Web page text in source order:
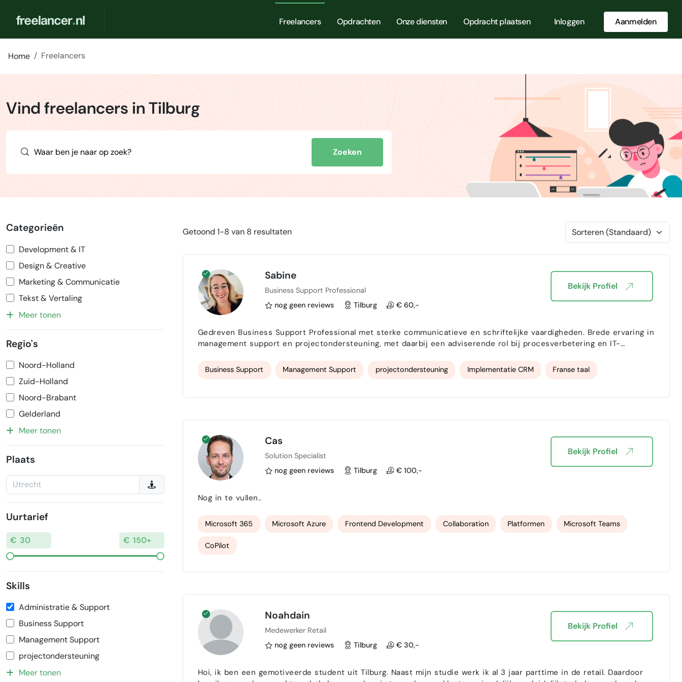
Freelancers Opdrachten Onze diensten Opdracht plaatsen Inloggen Aanmelden
Home Freelancers
Vind freelancers in Tilburg
Zoeken
Categorieën
Development & IT
Design & Creative
Marketing & Communicatie
Tekst & Vertaling
Meer tonen
Regio's
Noord-Holland
Zuid-Holland
Noord-Brabant
Gelderland
Meer tonen
Plaats
Uurtarief
Skills
Administratie & Support
Business Support
Management Support
projectondersteuning
Meer tonen
Getoond 1-8 van 8 resultaten
Sabine
Business Support Professional
nog geen reviews
Tilburg € 60,-
Gedreven Business Support Professional met sterke communicatieve en schriftelijke vaardigheden. Brede ervaring in
management support en projectondersteuning, met daarbij een adviserende rol bij procesverbetering en IT-
duurzaam efficiënter te werken.
Business Support Management Support projectondersteuning Implementatie CRM Franse taal
Bekijk Profiel
Cas
Solution Specialist
nog geen reviews
Tilburg € 100,-
Nog in te vullen..
Microsoft 365 Microsoft Azure Frontend Development Collaboration Platformen Microsoft Teams
CoPilot
Bekijk Profiel
Noahdain
Medewerker Retail
nog geen reviews
Tilburg € 30,-
Hoi, ik ben een gemotiveerde student uit Tilburg. Naast mijn studie werk ik al 3 jaar parttime in de retail. Daardoor
Bekijk Profiel